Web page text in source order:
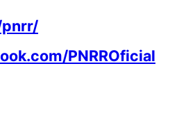
PNRROficial